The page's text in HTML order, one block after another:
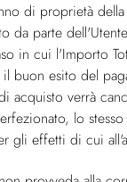
di proprietà
da parte
in cui l'Importo
buon esito del
acquisto verrà
lo
gli effetti di cui